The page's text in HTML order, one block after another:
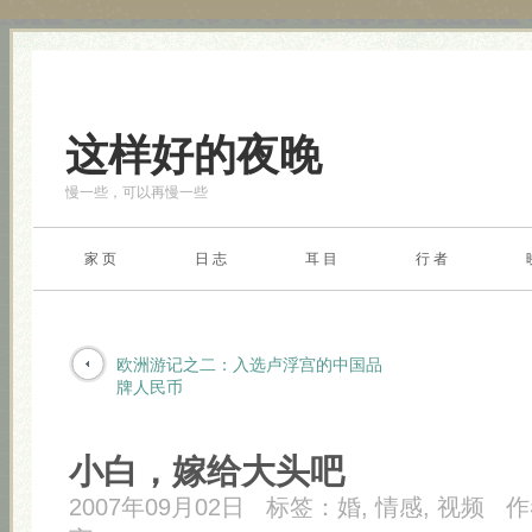
这样好的夜晚
慢一些，可以再慢一些
家 页 日 志 耳 目 行 者
欧洲游记之二：入选卢浮宫的中国品
牌人民币
小白，嫁给大头吧
2007年09月02日 标签： 婚,情感, 视频